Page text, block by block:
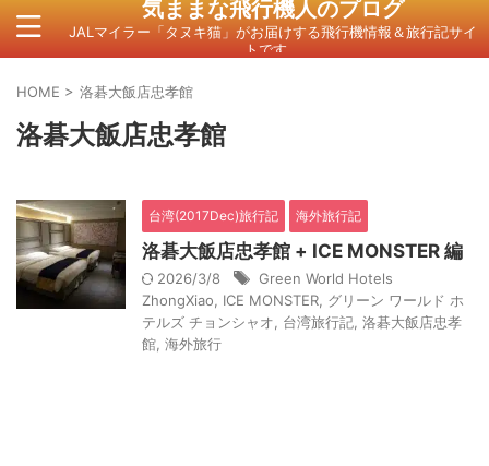
気ままな飛行機人のプログ
JALマイラー「タヌキ猫」がお届けする飛行機情報＆旅行記サイ
トです。
HOME > 洛碁大飯店忠孝館
洛碁大飯店忠孝館
台湾(2017Dec)旅行記 海外旅行記
洛碁大飯店忠孝館 + ICE MONSTER 編
2026/3/8
Green World Hotels
ZhongXiao
ICE MONSTER グリーン ワールド ホ
テルズ チョンシャオ
台湾旅行記 洛碁大飯店忠孝
館 海外旅行